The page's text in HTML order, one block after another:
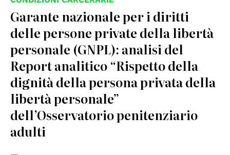
Garante nazionale per i diritti
delle persone private della libertà
personale (GNPL): analisi del
Report analitico “Rispetto della
dignità della persona privata della
libertà personale”
dell’Osservatorio penitenziario
adulti